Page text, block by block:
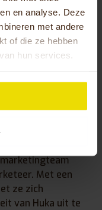
en analyse. Deze
met andere
of die ze hebben
hun services.
– in Nederland
Met een
ze zich
van Huka uit te